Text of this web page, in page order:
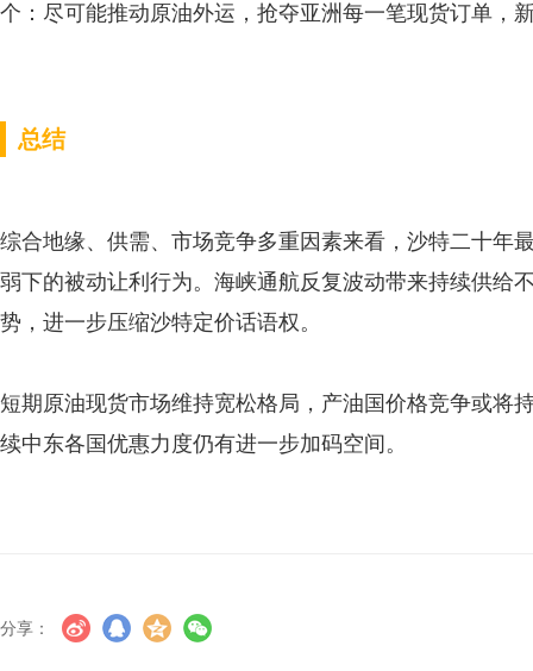
个：尽可能推动原油外运，抢夺亚洲每一笔现货订单，
总结
综合地缘、供需、市场竞争多重因素来看，沙特二十年
弱下的被动让利行为。海峡通航反复波动带来持续供给
势，进一步压缩沙特定价话语权。
短期原油现货市场维持宽松格局，产油国价格竞争或将
续中东各国优惠力度仍有进一步加码空间。
分享：